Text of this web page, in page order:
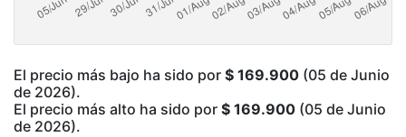
El precio más bajo ha sido por $ 169.900 (05 de Junio
de 2026).
El precio más alto ha sido por $ 169.900 (05 de Junio
de 2026).